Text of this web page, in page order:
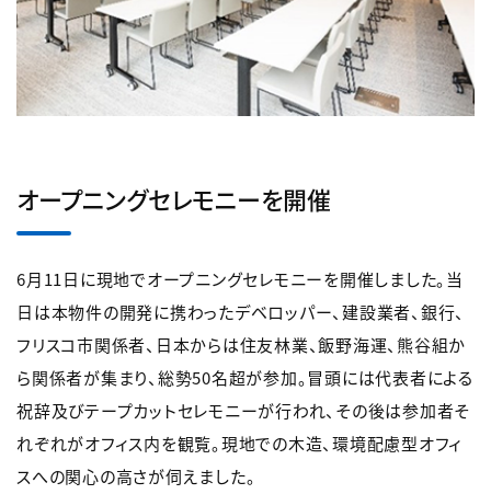
オープニングセレモニーを開催
6月11日に現地でオープニングセレモニーを開催しました。当
日は本物件の開発に携わったデベロッパー、建設業者、銀行、
フリスコ市関係者、日本からは住友林業、飯野海運、熊谷組か
ら関係者が集まり、総勢50名超が参加。冒頭には代表者による
祝辞及びテープカットセレモニーが行われ、その後は参加者そ
れぞれがオフィス内を観覧。現地での木造、環境配慮型オフィ
スへの関心の高さが伺えました。